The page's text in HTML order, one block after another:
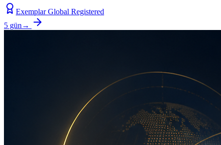
Exemplar Global Registered
5 gün →